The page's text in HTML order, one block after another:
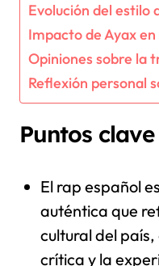
Evolución del estilo
Impacto de Ayax
Opiniones sobre la
Reflexión personal
Puntos clave
El rap español
auténtica que
cultural del país,
crítica y la